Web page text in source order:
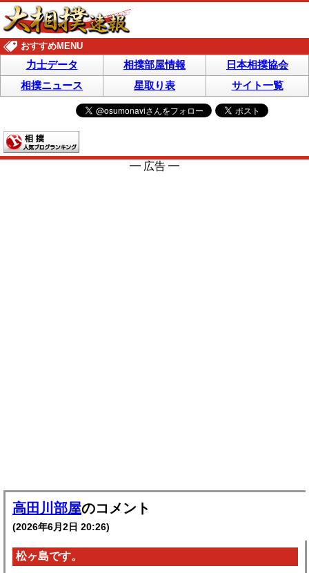
おすすめMENU
力士データ 相撲部屋情報
日本相撲協会
相撲ニュース
星取り表 サイト一覧
━ 広告 ━
高田川部屋のコメント
(2026年6月2日 20:26)
松ヶ島です。